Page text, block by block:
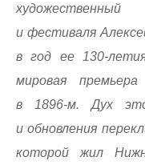
и фестиваля
в год ее 130-
мировая
в 1896-м. Дух
и обновления
которой жил